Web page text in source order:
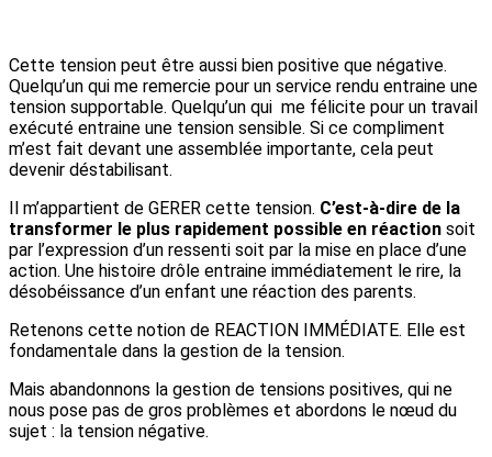
Cette tension peut être aussi bien positive que négative.
Quelqu’un qui me remercie pour un service rendu entraine une
tension supportable. Quelqu’un qui me félicite pour un travail
exécuté entraine une tension sensible. Si ce compliment
m’est fait devant une assemblée importante, cela peut
devenir déstabilisant.
Il m’appartient de GERER cette tension. C’est-à-dire de la
transformer le plus rapidement possible en réaction soit
par l’expression d’un ressenti soit par la mise en place d’une
action. Une histoire drôle entraine immédiatement le rire, la
désobéissance d’un enfant une réaction des parents.
Retenons cette notion de REACTION IMMÉDIATE. Elle est
fondamentale dans la gestion de la tension.
Mais abandonnons la gestion de tensions positives, qui ne
nous pose pas de gros problèmes et abordons le nœud du
sujet : la tension négative.